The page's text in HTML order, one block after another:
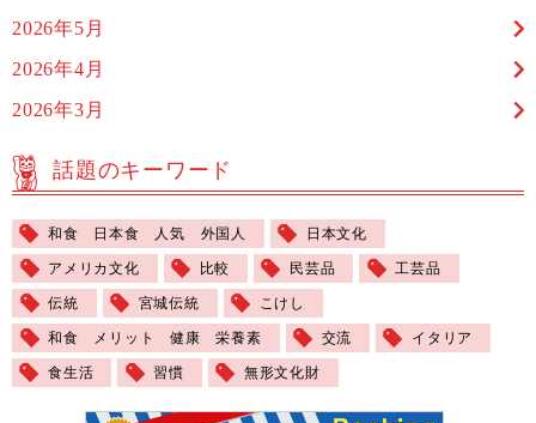
2026年5月
2026年4月
2026年3月
話題のキーワード
和食 日本食 人気 外国人 日本文化
アメリカ文化 比較 民芸品 工芸品
伝統 宮城伝統 こけし
和食 メリット 健康 栄養素 交流 イタリア
食生活 習慣 無形文化財